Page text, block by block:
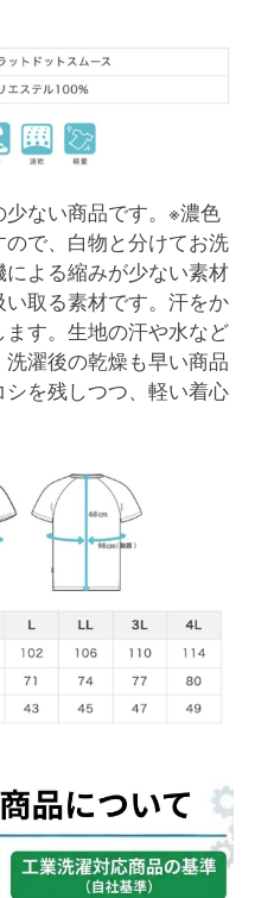
ない商品です。※濃色
で、白物と分けてお洗
よる縮みが少ない素材
取る素材です。汗をか
す。生地の汗や水など
濯後の乾燥も早い商品
を残しつつ、軽い着心